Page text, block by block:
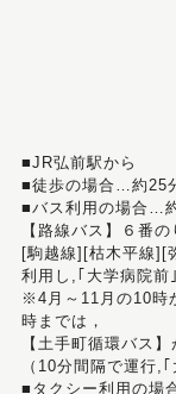
■JR弘前駅から
■徒歩の場合…約25
■バス利用の場合…
【路線バス】６番の
[駒越線][枯木平線][
利用し,｢大学病院前
※4月～11月の10時
時までは，
【土手町循環バス
（10分間隔で運行,
■タクシー利用の場